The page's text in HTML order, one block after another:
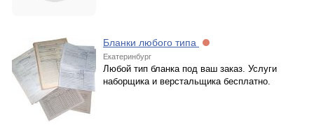
Бланки любого типа
Екатеринбург
Любой тип бланка под ваш заказ. Услуги
наборщика и верстальщика бесплатно.